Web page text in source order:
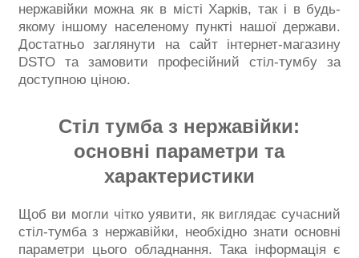
нержавійки можна як в місті Харків, так і в будь-
якому іншому населеному пункті нашої держави.
Достатньо заглянути на сайт інтернет-магазину
DSTO та замовити професійний стіл-тумбу за
доступною ціною.
Стіл тумба з нержавійки:
основні параметри та
характеристики
Щоб ви могли чітко уявити, як виглядає сучасний
стіл-тумба з нержавійки, необхідно знати основні
параметри цього обладнання. Така інформація є